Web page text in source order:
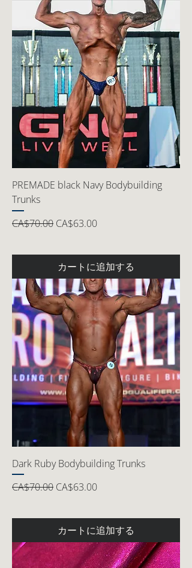
PREMADE black Navy Bodybuilding
Trunks
通常価格
CA$70.00 セール価格
CA$63.00
カートに追加する
Dark Ruby Bodybuilding Trunks
通常価格
CA$70.00 セール価格
CA$63.00
カートに追加する